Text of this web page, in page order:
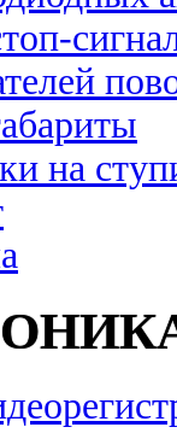
на